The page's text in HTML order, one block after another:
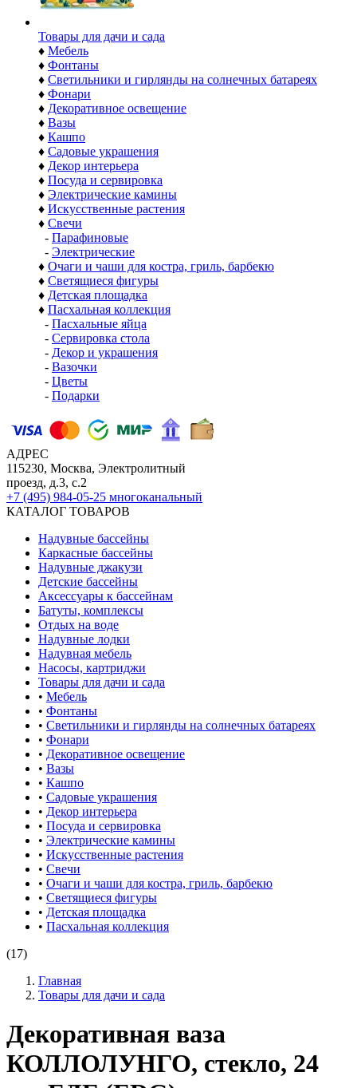
Товары для дачи и сада
♦ Мебель
♦ Фонтаны
♦ Светильники и гирлянды на солнечных батареях
♦ Фонари
♦ Декоративное освещение
♦ Вазы
♦ Кашпо
♦ Садовые украшения
♦ Декор интерьера
♦ Посуда и сервировка
♦ Электрические камины
♦ Искусственные растения
♦ Свечи
- Парафиновые
- Электрические
♦ Очаги и чаши для костра, гриль, барбекю
♦ Светящиеся фигуры
♦ Детская площадка
♦ Пасхальная коллекция
- Пасхальные яйца
- Сервировка стола
- Декор и украшения
- Вазочки
- Цветы
- Подарки
АДРЕС
115230, Москва, Электролитный
проезд, д.3, с.2
+7 (495) 984-05-25 многоканальный
КАТАЛОГ ТОВАРОВ
Надувные бассейны
Каркасные бассейны
Надувные джакузи
Детские бассейны
Аксессуары к бассейнам
Батуты, комплексы
Отдых на воде
Надувные лодки
Надувная мебель
Насосы, картриджи
Товары для дачи и сада
• Мебель
• Фонтаны
• Светильники и гирлянды на солнечных батареях
• Фонари
• Декоративное освещение
• Вазы
• Кашпо
• Садовые украшения
• Декор интерьера
• Посуда и сервировка
• Электрические камины
• Искусственные растения
• Свечи
• Очаги и чаши для костра, гриль, барбекю
• Светящиеся фигуры
• Детская площадка
• Пасхальная коллекция
(17)
Главная
Товары для дачи и сада
Декоративная ваза
КОЛЛОЛУНГО, стекло, 24